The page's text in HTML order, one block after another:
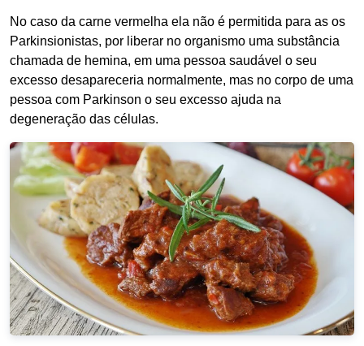
No caso da carne vermelha ela não é permitida para as os
Parkinsionistas, por liberar no organismo uma substância
chamada de hemina, em uma pessoa saudável o seu
excesso desapareceria normalmente, mas no corpo de uma
pessoa com Parkinson o seu excesso ajuda na
degeneração das células.